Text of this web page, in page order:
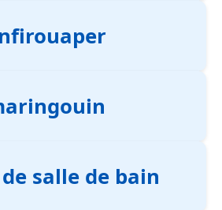
salle de bain